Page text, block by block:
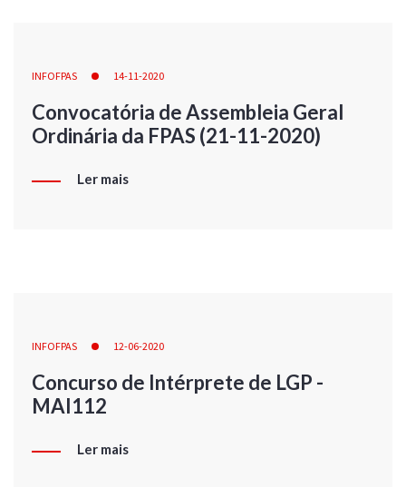
INFOFPAS 14-11-2020
Convocatória de Assembleia Geral
Ordinária da FPAS (21-11-2020)
Ler mais
INFOFPAS 12-06-2020
Concurso de Intérprete de LGP -
MAI112
Ler mais